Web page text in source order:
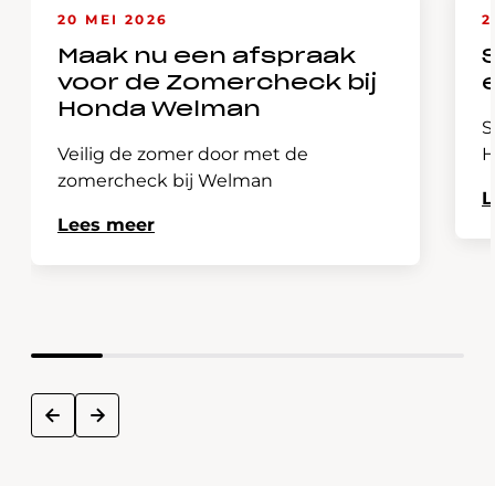
20 MEI 2026
Maak nu een afspraak
voor de Zomercheck bij
Honda Welman
Veilig de zomer door met de
zomercheck bij Welman
Lees meer
prev next